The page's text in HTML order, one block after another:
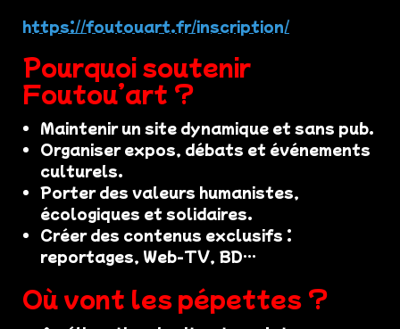
https://foutouart.fr/inscription/
Pourquoi soutenir
Foutou’art ?
Maintenir un site dynamique et sans pub.
Organiser expos, débats et événements
culturels.
Porter des valeurs humanistes,
écologiques et solidaires.
Créer des contenus exclusifs :
reportages, Web-TV, BD…
Où vont les pépettes ?